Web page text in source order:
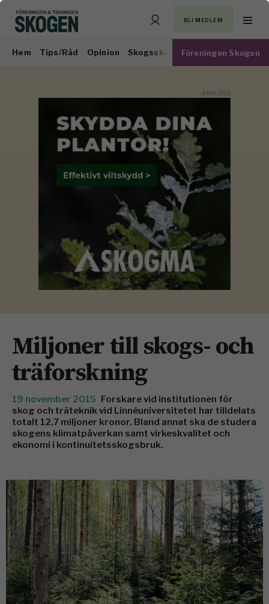
BLI MEDLEM
Hem Tips/Råd Opinion Skogsskötsel Virkesmarknad
Föreningen Skogen
Miljoner till skogs- och
träforskning
19 november 2015 Forskare vid institutionen för
skog och träteknik vid Linnéuniversitetet har tilldelats
totalt 12,7 miljoner kronor. Bland annat ska de studera
skogens klimatpåverkan samt virkeskvalitet och
ekonomi i kontinuitetsskogsbruk.